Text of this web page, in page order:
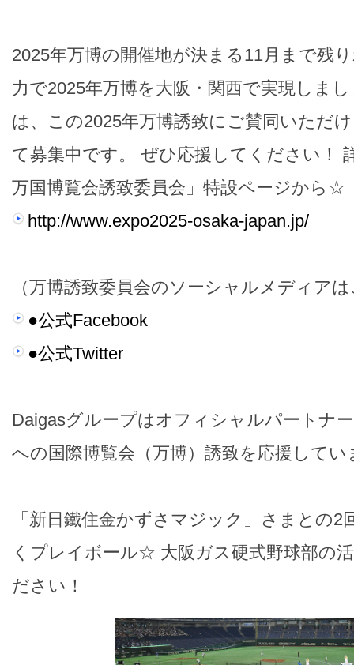
2025年万博の開催地が決まる11月まで残
力で2025年万博を大阪・関西で実現しま
は、この2025年万博誘致にご賛同いただ
て募集中です。 ぜひ応援してください！
万国博覧会誘致委員会」特設ページから☆
http://www.expo2025-osaka-japan.jp/
（万博誘致委員会のソーシャルメディア
●公式Facebook
●公式Twitter
Daigasグループはオフィシャルパートナ
への国際博覧会（万博）誘致を応援してい
「新日鐵住金かずさマジック」さまとの2
くプレイボール☆ 大阪ガス硬式野球部の
ださい！